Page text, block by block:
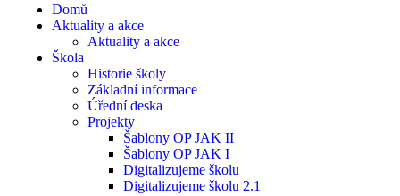
Domů
Aktuality a akce
Aktuality a akce
Škola
Historie školy
Základní informace
Úřední deska
Projekty
Šablony OP JAK II
Šablony OP JAK I
Digitalizujeme školu
Digitalizujeme školu 2.1